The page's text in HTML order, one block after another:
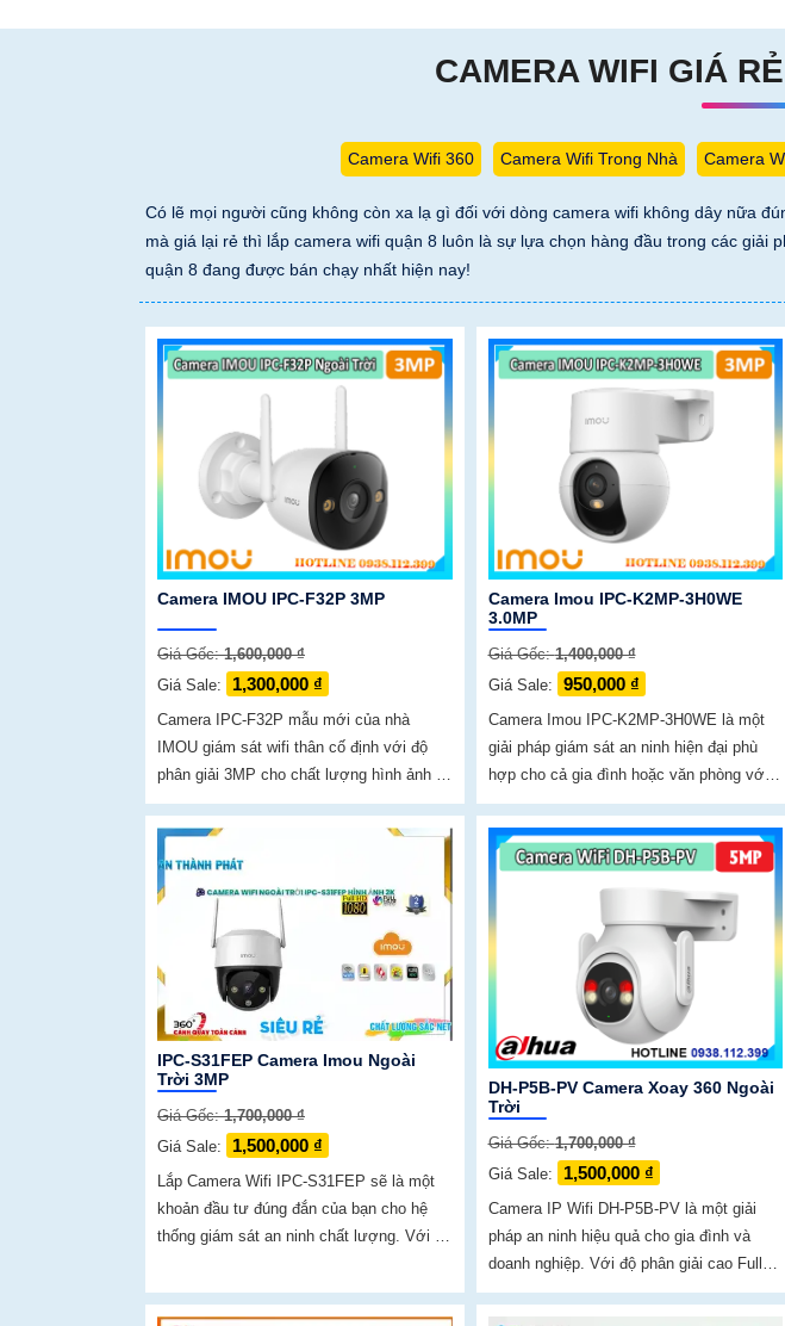
CAMERA WIFI GIÁ
Camera Wifi 360 Camera Wifi Trong Nhà Camera
Có lẽ mọi người cũng không còn xa lạ gì đối với dòng camera wifi không dây nữa
mà giá lại rẻ thì lắp camera wifi quận 8 luôn là sự lựa chọn hàng đầu trong các
quận 8 đang được bán chạy nhất hiện nay!
Camera IMOU IPC-F32P 3MP
Giá Gốc:1,600,000 ₫
Giá Sale:
1,300,000 ₫
Camera IPC-F32P mẫu mới của nhà
IMOU giám sát wifi thân cố định với độ
phân giải 3MP cho chất lượng hình ảnh rõ
nét và chi tiết nhờ công nghệ chuẩn nén
H265 camera giúp giảm băng...
Camera Imou IPC-K2MP-3H0WE
3.0MP
Giá Gốc:1,400,000 ₫
Giá Sale:
950,000 ₫
Camera Imou IPC-K2MP-3H0WE là một
giải pháp giám sát an ninh hiện đại phù
hợp cho cả gia đình hoặc văn phòng với
độ phân giải 3.0 Camera IPC-K2MP-
3H0WE chuyên dụng với thuật toán AI
deep learning phân biệt người & phương
IPC-S31FEP Camera Imou Ngoài
Trời 3MP
Giá Gốc:1,700,000 ₫
Giá Sale:
1,500,000 ₫
Lắp Camera Wifi IPC-S31FEP sẽ là một
khoản đầu tư đúng đắn của bạn cho hệ
thống giám sát an ninh chất lượng. Với độ
DH-P5B-PV Camera Xoay 360 Ngoài
Trời
Giá Gốc:1,700,000 ₫
Giá Sale:
1,500,000 ₫
Camera IP Wifi DH-P5B-PV là một giải
pháp an ninh hiệu quả cho gia đình và
doanh nghiệp. Với độ phân giải cao Full
HD, kết nối không dây tiện lợi, và khả